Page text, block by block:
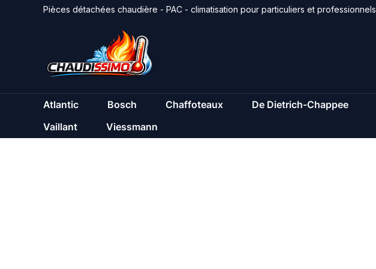
Pièces détachées chaudière - PAC - climatisation pour particuliers et professionnels
Atlantic Bosch Chaffoteaux De Dietrich-Chappee
Vaillant
Viessmann